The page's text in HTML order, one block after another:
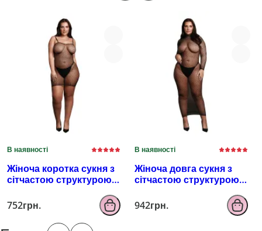
В наявності
Жіноча коротка сукня з
сітчастою структурою
Le Désir Short Fishnet
Dress, чорна
752грн.
В наявності
Жіноча довга сукня з
сітчастою структурою
Désir Long Dress Fishnet,
чорна
942грн.